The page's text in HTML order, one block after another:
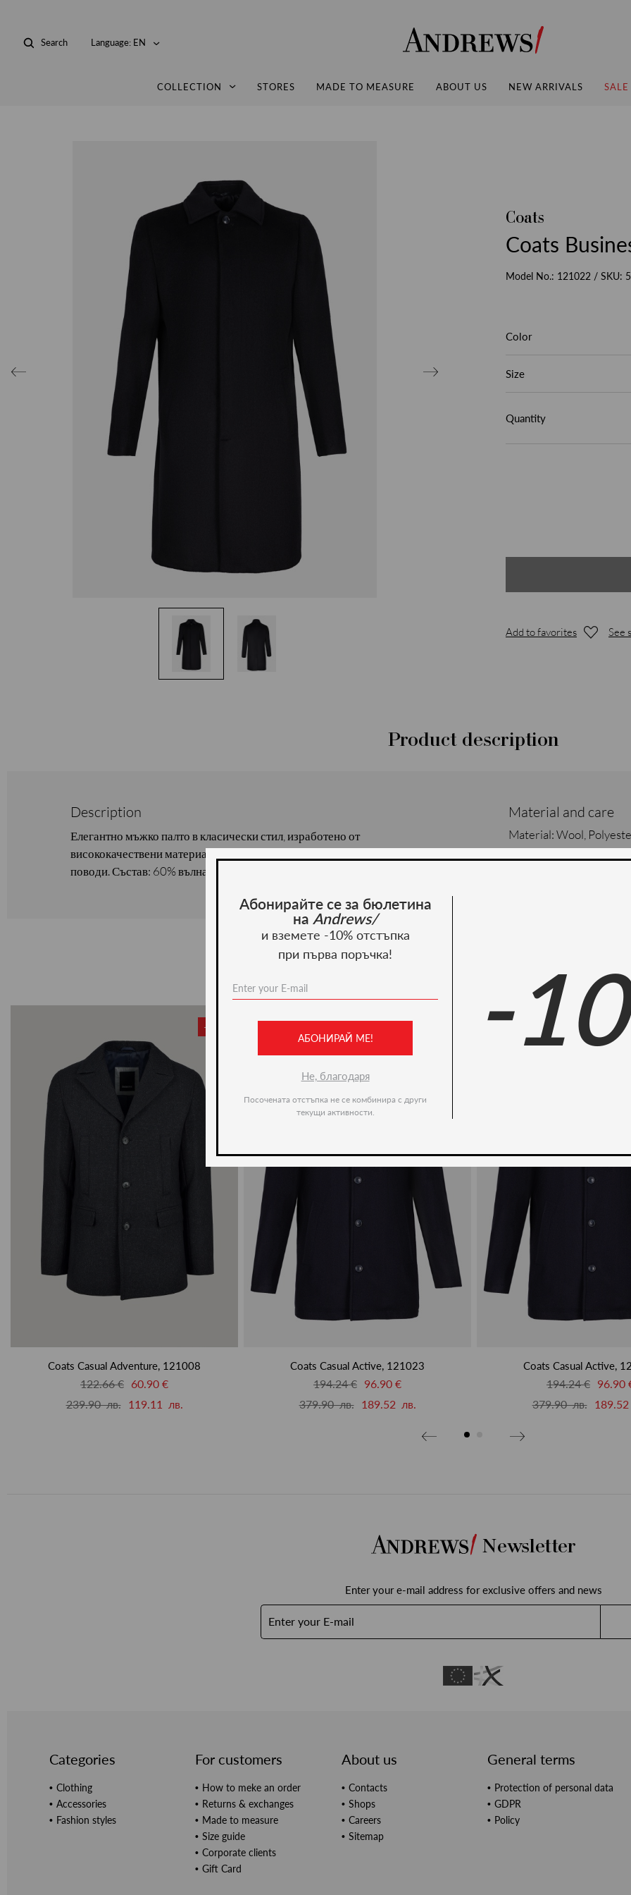
Andrews
Search Language: EN
COLLECTION STORES MADE TO MEASURE ABOUT US NEW ARRIVALS SALE
Coats
Coats
Model No.: 121022 / SKU:
Color
Size
Quantity
Add to favorites See
Product description
Description
Елегантно мъжко палто в класически стил, изработено от
висококачествени материали. Подходящо за бизнес стил и официални
поводи. Състав: 60% вълна, 40% полиестер.
Material and care
Material: Wool,
-50%
Coats Casual Adventure, 121008
122.66 € 60.90 €
239.90 лв.
119.11 лв.
Coats Casual Active, 121023
194.24 € 96.90 €
379.90 лв.
189.52 лв.
Coats Casual Active,
194.24 € 96.90
379.90 лв.
189.52
Newsletter
Enter your e-mail address for exclusive offers and news
Categories
Clothing
Accessories
Fashion styles
For customers
How to meke an order
Returns & exchanges
Made to measure
Size guide
Corporate clients
Gift Card
About us
Contacts
Shops
Careers
Sitemap
General terms
Protection of personal data
GDPR
Policy
Абонирайте се за бюлетина
на Andrews/
и вземете -10% отстъпка
при първа поръчка!
АБОНИРАЙ МЕ!
Не, благодаря
Посочената отстъпка не се комбинира с други
текущи активности.
-